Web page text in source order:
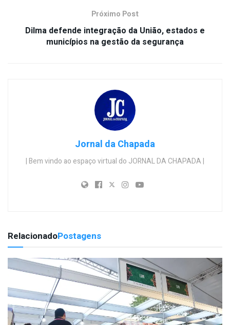
Próximo Post
Dilma defende integração da União, estados e
municípios na gestão da segurança
Jornal da Chapada
| Bem vindo ao espaço virtual do JORNAL DA CHAPADA |
RelacionadoPostagens